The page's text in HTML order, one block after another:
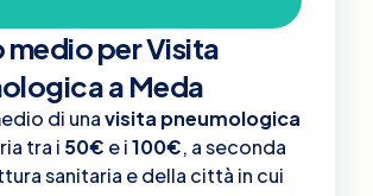
medio per Visita
a Meda
di unavisita pneumologica
tra i 50€ e i100€, a seconda
sanitaria e della città in cui